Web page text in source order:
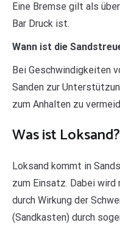
Eine Bremse gilt als
Bar Druck ist.
Wann ist die
Bei Geschwindigkeiten
Sanden zur
zum Anhalten zu
Was ist Loksand?
Loksand kommt in
zum Einsatz. Dabei
durch Wirkung der
(Sandkasten) durch